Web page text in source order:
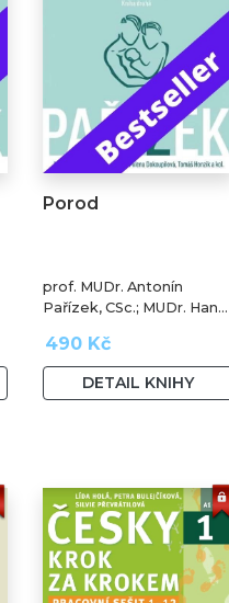
Porod
prof. MUDr. Antonín
Pařízek, CSc.; MUDr. Hana
Milena Dokoupilová; prof.
MUDr. Tomáš Honzík,
Ph.D. a kol.
490 Kč
DETAIL KNIHY